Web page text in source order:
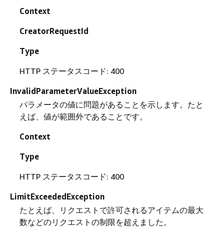
Context
CreatorRequestId
Type
HTTP ステータスコード: 400
InvalidParameterValueException
パラメータの値に問題があることを示します。たと
えば、値が範囲外であることです。
Context
Type
HTTP ステータスコード: 400
LimitExceededException
たとえば、リクエストで許可されるアイテムの最大
数などのリクエストの制限を超えました。